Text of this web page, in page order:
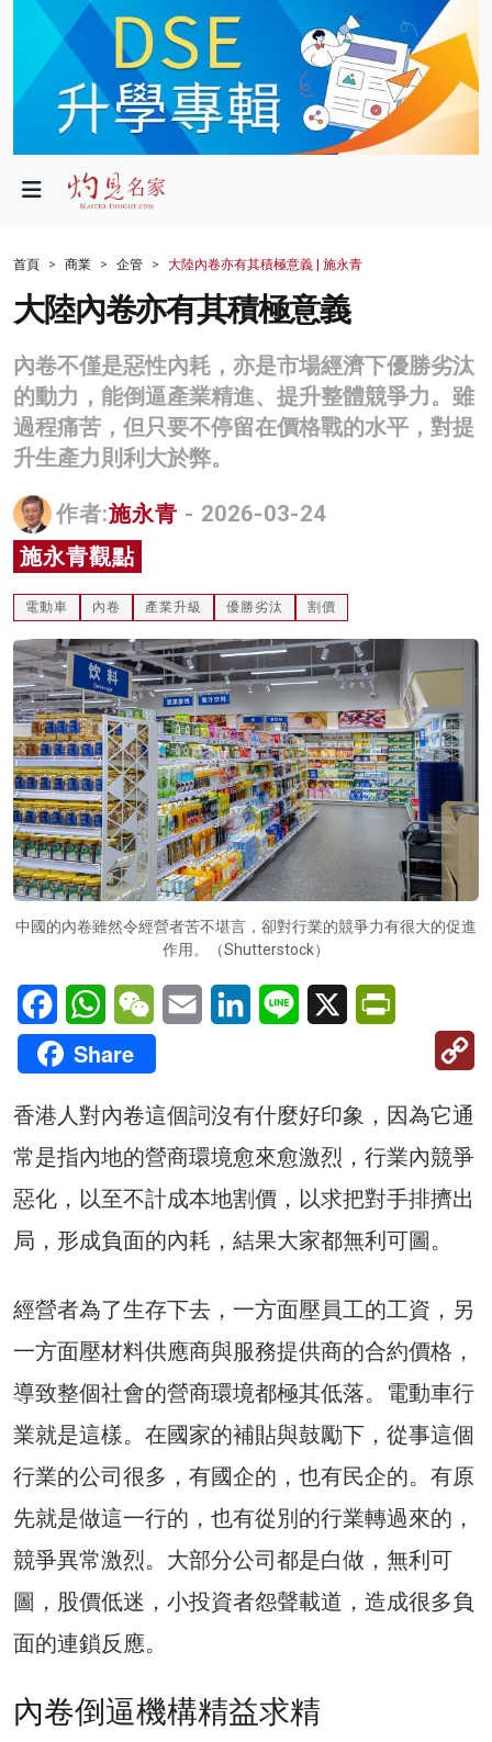
政局
財經
生活
商業
科技
名家榜
灼見活動
關於我們
首頁 商業 企管 大陸內卷亦有其積極意義 | 施永青
大陸內卷亦有其積極意義
內卷不僅是惡性內耗，亦是市場經濟下優勝劣汰
的動力，能倒逼產業精進、提升整體競爭力。雖
過程痛苦，但只要不停留在價格戰的水平，對提
升生產力則利大於弊。
作者:施永青 - 2026-03-24
施永青觀點
電動車 內卷 產業升級 優勝劣汰 割價
中國的內卷雖然令經營者苦不堪言，卻對行業的競爭力有很大的促進
作用。（Shutterstock）
FacebookWhatsAppWeChatEmail LinkedInLine X
Share
香港人對內卷這個詞沒有什麼好印象，因為它通
常是指內地的營商環境愈來愈激烈，行業內競爭
惡化，以至不計成本地割價，以求把對手排擠出
局，形成負面的內耗，結果大家都無利可圖。
經營者為了生存下去，一方面壓員工的工資，另
一方面壓材料供應商與服務提供商的合約價格，
導致整個社會的營商環境都極其低落。電動車行
業就是這樣。在國家的補貼與鼓勵下，從事這個
行業的公司很多，有國企的，也有民企的。有原
先就是做這一行的，也有從別的行業轉過來的，
競爭異常激烈。大部分公司都是白做，無利可
圖，股價低迷，小投資者怨聲載道，造成很多負
面的連鎖反應。
內卷倒逼機構精益求精